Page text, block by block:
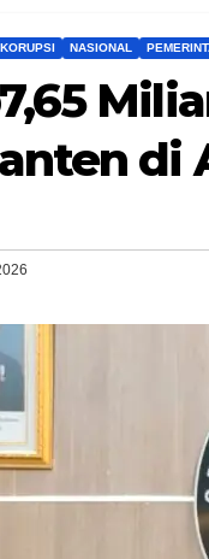
KORUPSI NASIONAL
di